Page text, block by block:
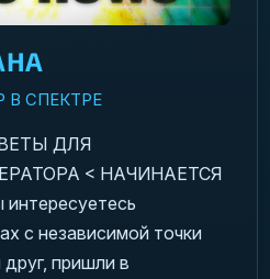
В СПЕКТРЕ
ДЛЯ
< НАЧИНАЕТСЯ
с независимой точки
пришли в